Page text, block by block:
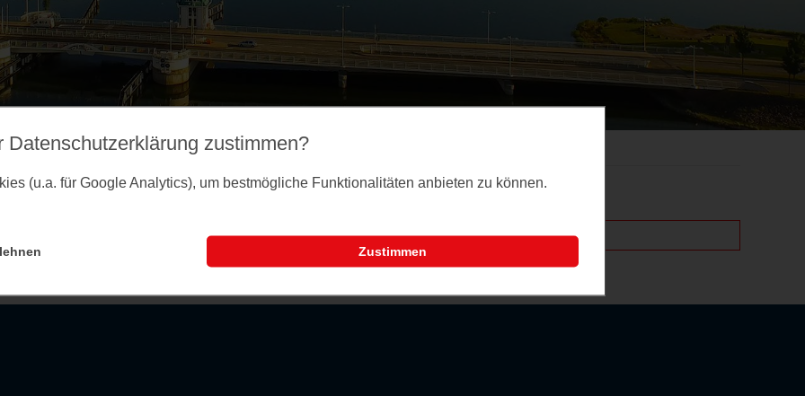
Datenschutz­erklärung zustimmen?
(u.a. für Google Analytics), um bestmögliche Funktionalitäten anbieten zu können.
Zustimmen